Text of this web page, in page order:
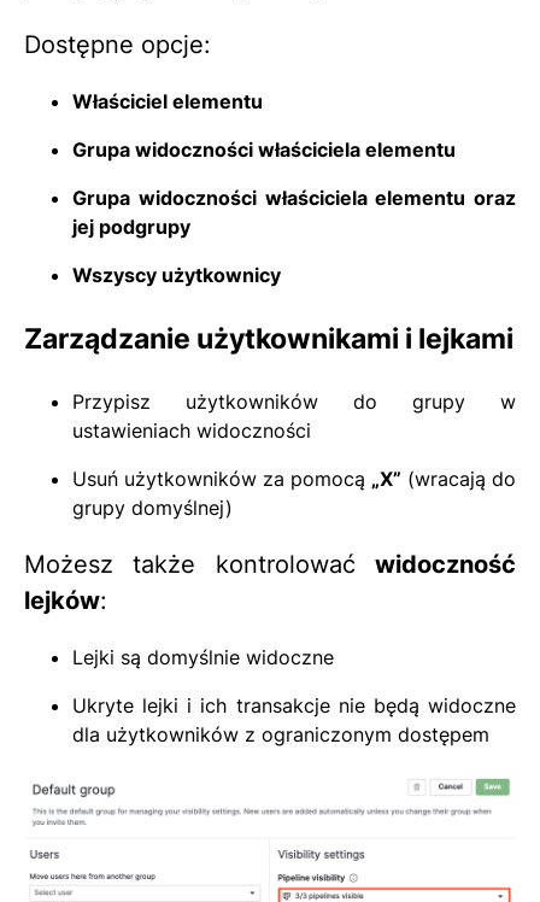
Dostępne opcje:
Właściciel elementu
Grupa widoczności właściciela elementu
Grupa widoczności właściciela elementu oraz
jej podgrupy
Wszyscy użytkownicy
Zarządzanie użytkownikami i lejkami
Przypisz użytkowników do grupy w
ustawieniach widoczności
Usuń użytkowników za pomocą „X” (wracają do
grupy domyślnej)
Możesz także kontrolować widoczność
lejków:
Lejki są domyślnie widoczne
Ukryte lejki i ich transakcje nie będą widoczne
dla użytkowników z ograniczonym dostępem